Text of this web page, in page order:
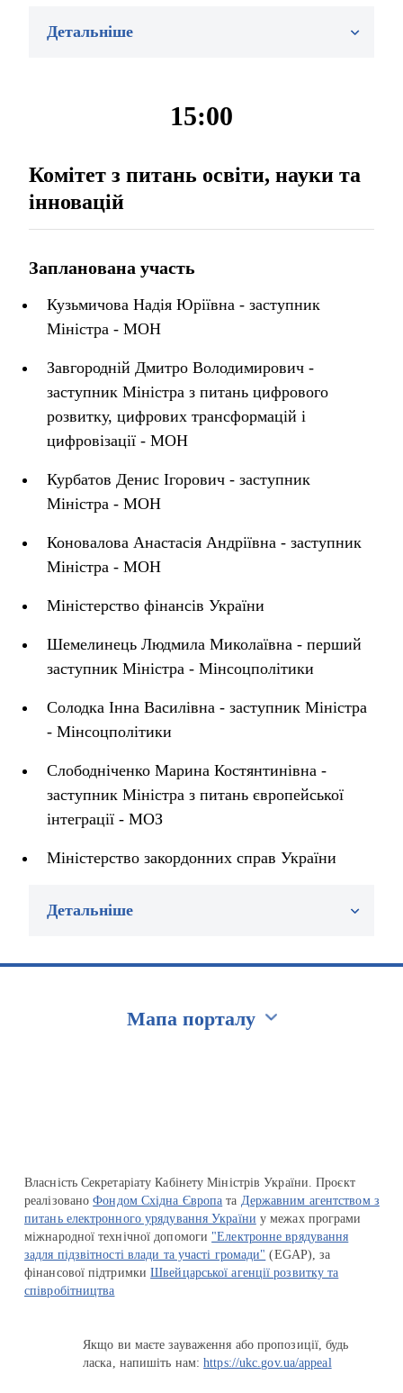
Детальніше
15:00
Комітет з питань освіти, науки та
інновацій
Запланована участь
Кузьмичова Надія Юріївна - заступник
Міністра - МОН
Завгородній Дмитро Володимирович -
заступник Міністра з питань цифрового
розвитку, цифрових трансформацій і
цифровізації - МОН
Курбатов Денис Ігорович - заступник
Міністра - МОН
Коновалова Анастасія Андріївна - заступник
Міністра - МОН
Міністерство фінансів України
Шемелинець Людмила Миколаївна - перший
заступник Міністра - Мінсоцполітики
Солодка Інна Василівна - заступник Міністра
- Мінсоцполітики
Слободніченко Марина Костянтинівна -
заступник Міністра з питань європейської
інтеграції - МОЗ
Міністерство закордонних справ України
Детальніше
Мапа порталу
Власність Секретаріату Кабінету Міністрів України. Проєкт
реалізованоФондом Східна Європа та Державним агентством з
питань електронного урядування України у межах програми
міжнародної технічної допомоги "Електронне врядування
задля підзвітності влади та участі громади" (EGAP), за
фінансової підтримкиШвейцарської агенції розвитку та
співробітництва
Якщо ви маєте зауваження або пропозиції, будь
ласка, напишіть нам:https://ukc.gov.ua/appeal